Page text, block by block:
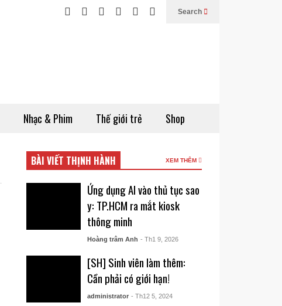
Search
Nhạc & Phim Thế giới trẻ Shop
BÀI VIẾT THỊNH HÀNH XEM THÊM
Ứng dụng AI vào thủ tục sao
y: TP.HCM ra mắt kiosk
thông minh
Hoàng trâm Anh - Th1 9, 2026
[SH] Sinh viên làm thêm:
Cần phải có giới hạn!
administrator - Th12 5, 2024